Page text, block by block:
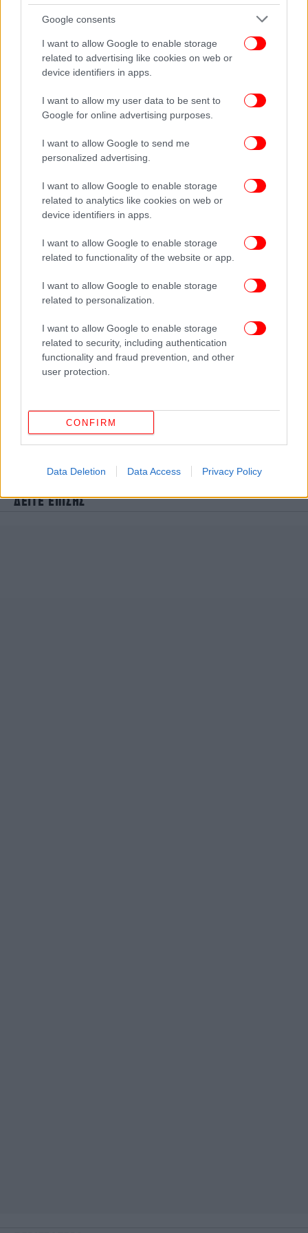
Google consents
I want to allow Google to enable storage
related to advertising like cookies on web or
device identifiers in apps.
I want to allow my user data to be sent to
Google for online advertising purposes.
I want to allow Google to send me
personalized advertising.
I want to allow Google to enable storage
related to analytics like cookies on web or
device identifiers in apps.
I want to allow Google to enable storage
related to functionality of the website or app.
I want to allow Google to enable storage
related to personalization.
I want to allow Google to enable storage
related to security, including authentication
functionality and fraud prevention, and other
user protection.
CONFIRM
Data Deletion Data Access Privacy Policy
Δείτε όλες τις τελευταίες
από την Ελλάδα και τον Κόσμο,
ΔΕΙΤΕ ΕΠΙΣΗΣ